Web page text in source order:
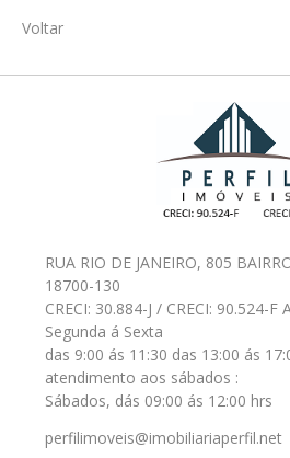
Voltar
RUA RIO DE JANEIRO, 805
18700-130
CRECI: 30.884-J / CRECI: 90.524-
Segunda á Sexta
das 9:00 ás 11:30 das 13:00 ás
atendimento aos sábados :
Sábados, dás 09:00 ás 12:00 hrs
perfilimoveis@imobiliariaperfil.net